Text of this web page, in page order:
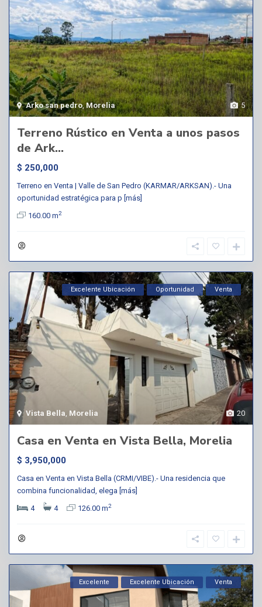
5
Arko san pedro,Morelia
Terreno Rústico en Venta a unos pasos
de Ark...
$ 250,000
Terreno en Venta | Valle de San Pedro (KARMAR/ARKSAN).- Una
oportunidad estratégica para p [más]
160.00 m2
20
Vista Bella, Morelia
Excelente Ubicación Oportunidad Venta
Casa en Venta en Vista Bella, Morelia
$ 3,950,000
Casa en Venta en Vista Bella (CRMI/VIBE).- Una residencia que
combina funcionalidad, elega [más]
4
4 126.00 m2
Excelente Excelente Ubicación Venta